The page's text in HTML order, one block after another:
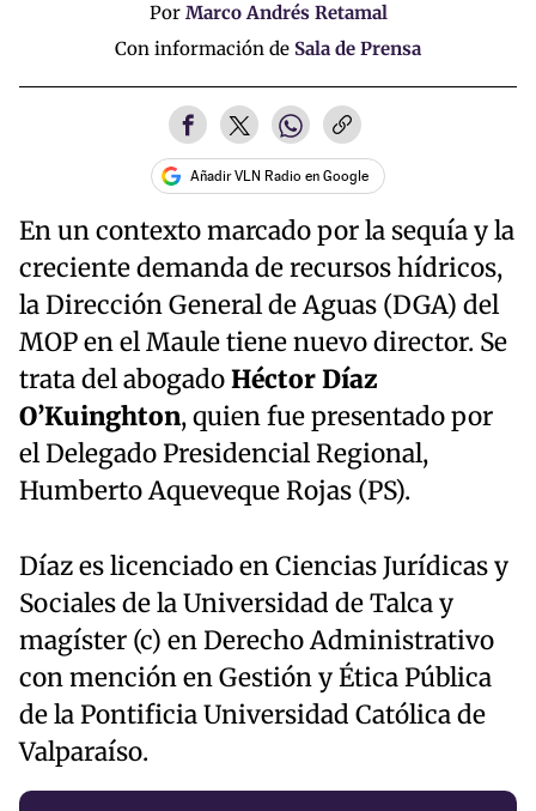
Por Marco Andrés Retamal
Con información de Sala de Prensa
Añadir VLN Radio en Google
En un contexto marcado por la sequía y la
creciente demanda de recursos hídricos,
la Dirección General de Aguas (DGA) del
MOP en el Maule tiene nuevo director. Se
trata del abogadoHéctor Díaz
O’Kuinghton, quien fue presentado por
el Delegado Presidencial Regional,
Humberto Aqueveque Rojas (PS).
Díaz es licenciado en Ciencias Jurídicas y
Sociales de la Universidad de Talca y
magíster (c) en Derecho Administrativo
con mención en Gestión y Ética Pública
de la Pontificia Universidad Católica de
Valparaíso.